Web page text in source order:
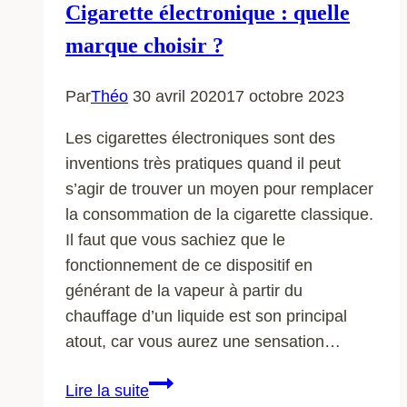
Cigarette électronique : quelle
marque choisir ?
ParThéo 30 avril 202017 octobre 2023
Les cigarettes électroniques sont des
inventions très pratiques quand il peut
s’agir de trouver un moyen pour remplacer
la consommation de la cigarette classique.
Il faut que vous sachiez que le
fonctionnement de ce dispositif en
générant de la vapeur à partir du
chauffage d’un liquide est son principal
atout, car vous aurez une sensation…
Lire la suiteCigarette